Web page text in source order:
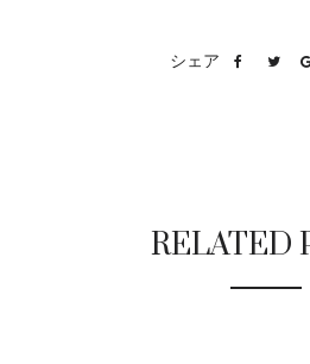
シェア
RELATED